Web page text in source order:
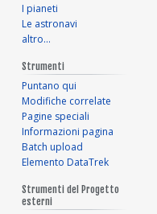
I pianeti
Le astronavi
altro…
Strumenti
Puntano qui
Modifiche correlate
Pagine speciali
Informazioni pagina
Batch upload
Elemento DataTrek
Strumenti del Progetto
esterni